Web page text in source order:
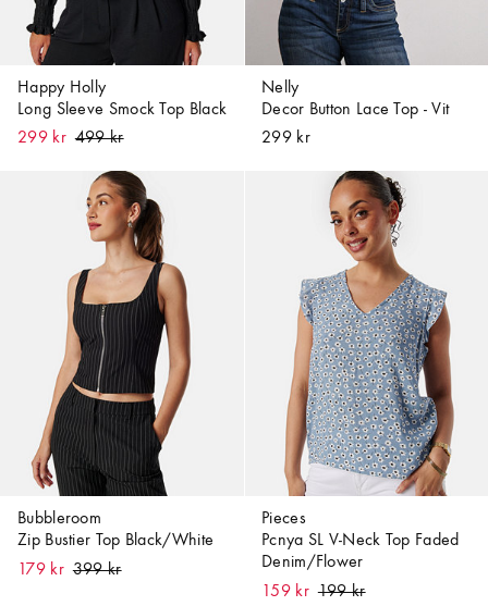
Happy Holly
Long Sleeve Smock Top Black
299 kr
Nelly
Decor Button Lace Top - Vit
299 kr
Bubbleroom
Zip Bustier Top Black/White
179 kr
Pieces
Pcnya SL V-Neck Top Faded
Denim/Flower
159 kr